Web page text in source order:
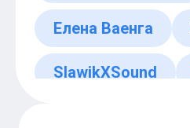
Елена Ваенга
SlawikXSound